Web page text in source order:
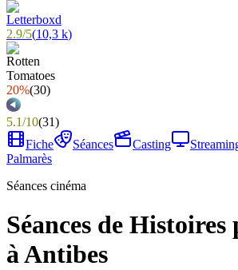
2.9/5(10,3 k)
20%(30)
5.1/10(31)
Fiche
Séances Casting
Palmarès
Séances cinéma
Séances de Histoires
à Antibes